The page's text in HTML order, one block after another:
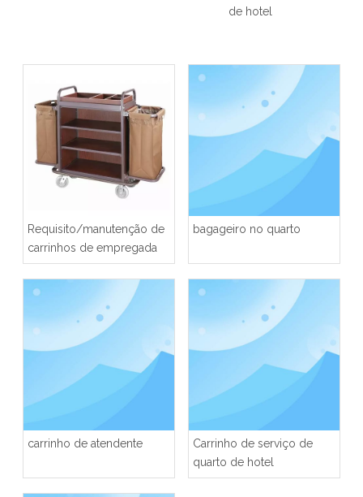
de hotel
Requisito/manutenção de
carrinhos de empregada
bagageiro no quarto
carrinho de atendente
Carrinho de serviço de
quarto de hotel